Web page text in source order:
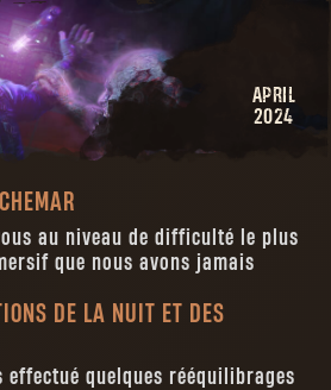
APRIL
2024
au niveau de difficulté le plus
que nous avons jamais
DE LA NUIT ET DES
effectué quelques rééquilibrages